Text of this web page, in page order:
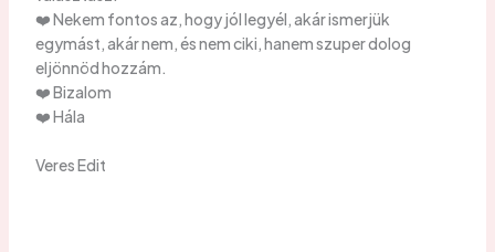
❤️ Nekem fontos az, hogy jól legyél, akár ismerjük
egymást, akár nem, és nem ciki, hanem szuper dolog
eljönnöd hozzám.
❤️ Bizalom
❤️ Hála
Veres Edit